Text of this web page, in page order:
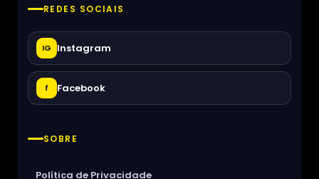
REDES SOCIAIS
IG Instagram
f Facebook
SOBRE
Política de Privacidade